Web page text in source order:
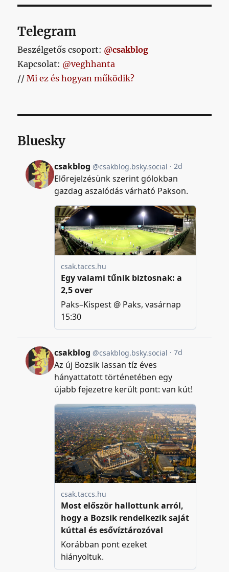
Telegram
Beszélgetős csoport: @csakblog
Kapcsolat: @veghhanta
//Mi ez és hogyan működik?
Bluesky